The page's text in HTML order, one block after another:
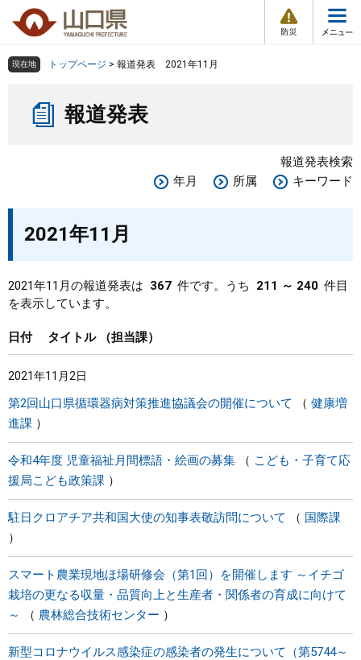
の
ー
メ
組織で探す
Other Languages
くらし・環境
教育・文化・スポーツ
しごと・産業・観光
県政情報
現在地 トップページ > 報道発表 2021年11月
報道発表
報道発表検索
年月
所属 キーワード
2021年11月
2021年11月の報道発表は 367 件です。うち 211 ～ 240 件目
を表示しています。
日付 タイトル 担当課
2021年11月2日
第2回山口県循環器病対策推進協議会の開催について
健康増
進課
令和4年度 児童福祉月間標語・絵画の募集
こども・子育て応
援局こども政策課
駐日クロアチア共和国大使の知事表敬訪問について 国際課
スマート農業現地ほ場研修会（第1回）を開催します ～イチゴ
栽培の更なる収量・品質向上と生産者・関係者の育成に向けて
～
農林総合技術センター
新型コロナウイルス感染症の感染者の発生について（第5744～